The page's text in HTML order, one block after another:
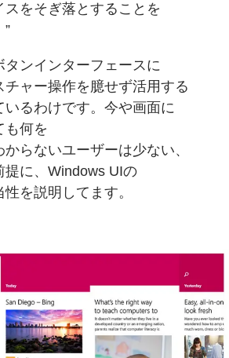
スをそぎ落とすることを
”
タンインターフェースに
チャー操作を臆せず活用する
いるわけです。今や画面に
も何を
からないユーザーは少ない、
提に、Windows UIの
性を説明してます。